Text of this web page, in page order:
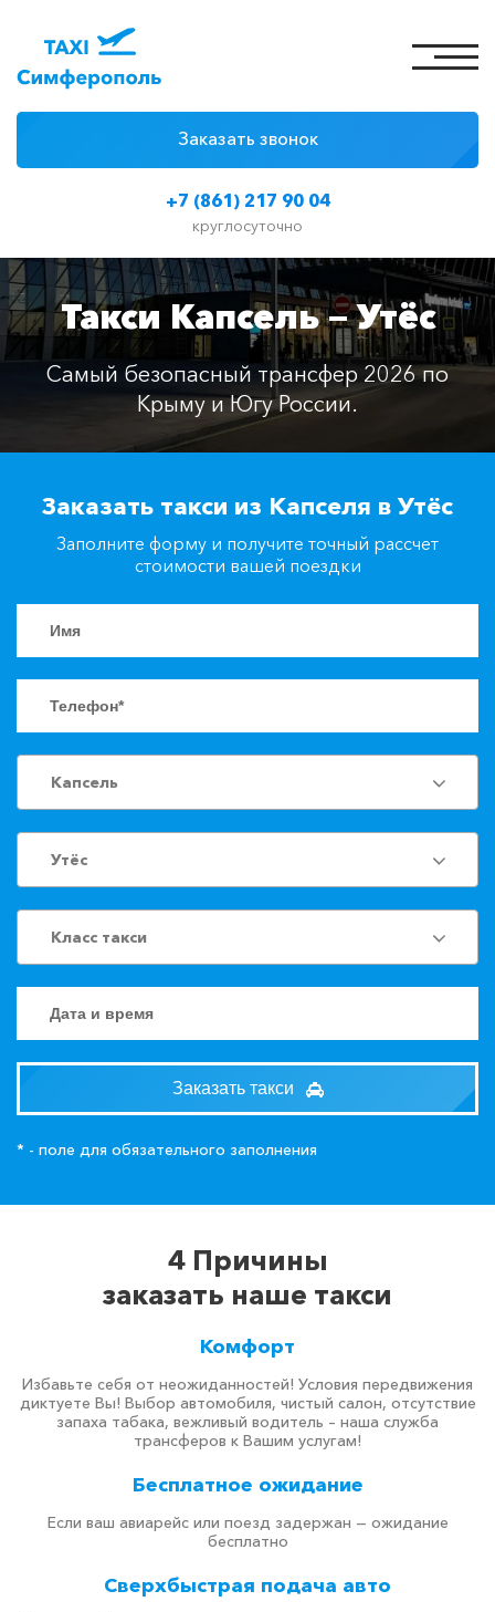
+7 (861) 217 90 04
круглосуточно
Заказать звонок
Цены на такси
Классы автомобилей
Отзывы
Контакты
+7(861)217-90-04
Такси Капсель — Утёс
Самый безопасный трансфер 2026 по
Крыму и Югу России.
Заказать такси из Капселя в Утёс
Заполните форму и получите точный рассчет
стоимости вашей поездки
Капсель
Утёс
Класс такси
Заказать такси
* - поле для обязательного заполнения
4 Причины
заказать наше такси
Комфорт
Избавьте себя от неожиданностей! Условия передвижения
диктуете Вы! Выбор автомобиля, чистый салон, отсутствие
запаха табака, вежливый водитель – наша служба
трансферов к Вашим услугам!
Бесплатное ожидание
Если ваш авиарейс или поезд задержан — ожидание
бесплатно
Сверхбыстрая подача авто